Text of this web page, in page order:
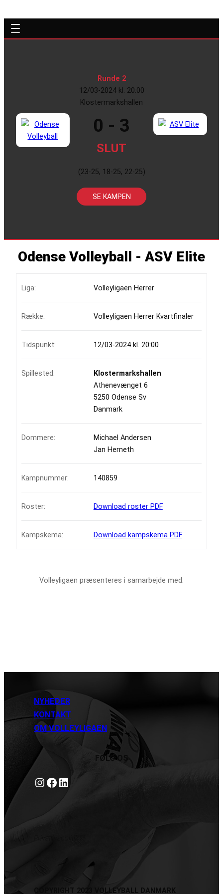
Runde 2
12/03-2024 kl. 20:00
Klostermarkshallen
0 - 3
SLUT
(23-25, 18-25, 22-25)
SE KAMPEN
Odense Volleyball - ASV Elite
Liga: Volleyligaen Herrer
Række: Volleyligaen Herrer Kvartfinaler
Tidspunkt: 12/03-2024 kl. 20:00
Spillested:
Klostermarkshallen
Athenevænget 6
5250 Odense Sv
Danmark
Dommere:
Michael Andersen
Jan Herneth
Kampnummer: 140859
Roster: Download roster PDF
Kampskema: Download kampskema PDF
Volleyligaen præsenteres i samarbejde med:
NYHEDER
KONTAKT
OM VOLLEYLIGAEN
FØLG OS
Instagram https://www.facebook.com/danishbeachvolleytour LinkedIn
COPYRIGHT 2023 VOLLEYBALL DANMARK